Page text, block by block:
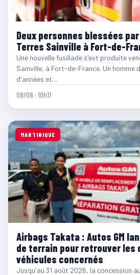
Deux personnes blessées
Terres Sainville à Fort-de-
Une nouvelle fusillade s'est produite
Sainville, à Fort-de-France. Un homme
d'années et…
08/08 · 10h11
MARTINIQUE
Airbags Takata : Autos GM
de terrain pour retrouver les
véhicules concernés
Jusqu'au 31 août 2026, la concession